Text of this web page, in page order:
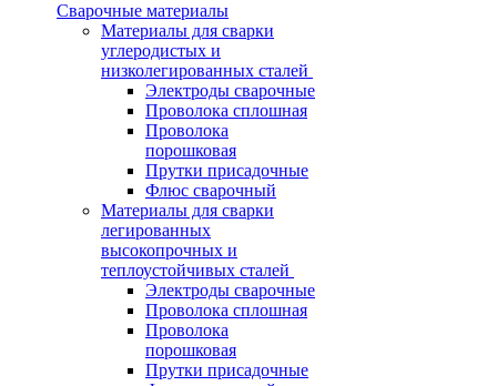
Сварочные материалы
Материалы для сварки
углеродистых и
низколегированных сталей
Электроды сварочные
Проволока сплошная
Проволока
порошковая
Прутки присадочные
Флюс сварочный
Материалы для сварки
легированных
высокопрочных и
теплоустойчивых сталей
Электроды сварочные
Проволока сплошная
Проволока
порошковая
Прутки присадочные